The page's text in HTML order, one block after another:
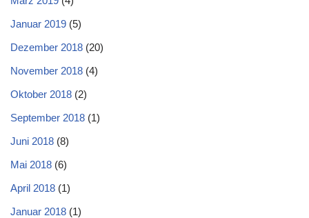
Januar 2019 (5)
Dezember 2018 (20)
November 2018 (4)
Oktober 2018 (2)
September 2018 (1)
Juni 2018 (8)
Mai 2018 (6)
April 2018 (1)
Januar 2018 (1)